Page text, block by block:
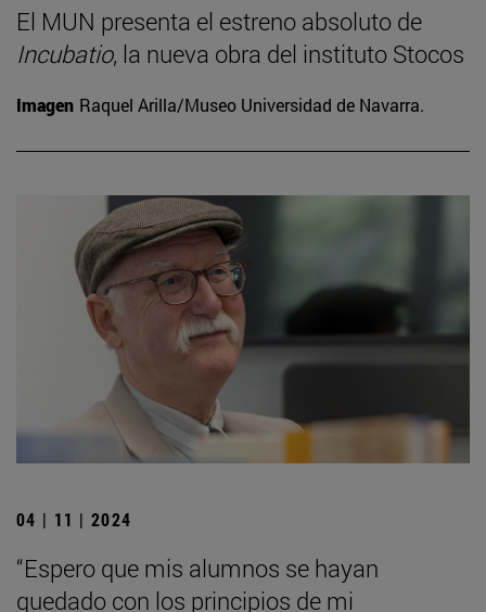
El MUN presenta el estreno absoluto de
Incubatio, la nueva obra del instituto Stocos
Imagen Raquel Arilla/Museo Universidad de Navarra.
04 | 11 | 2024
“Espero que mis alumnos se hayan
quedado con los principios de mi